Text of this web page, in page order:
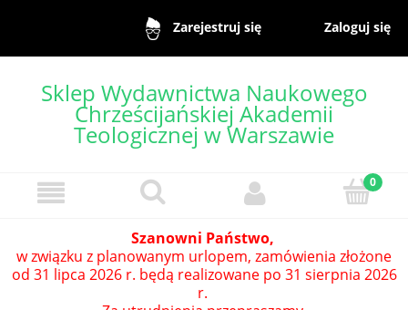
Zarejestruj się Zaloguj się
Sklep Wydawnictwa Naukowego
Chrześcijańskiej Akademii
Teologicznej w Warszawie
Szanowni Państwo,
w związku z planowanym urlopem, zamówienia złożone
od 31 lipca 2026 r. będą realizowane po 31 sierpnia 2026
r.